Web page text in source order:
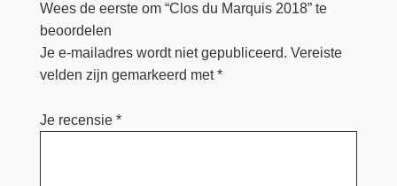
Wees de eerste om “Clos du Marquis 2018” te
beoordelen
Je e-mailadres wordt niet gepubliceerd. Vereiste
velden zijn gemarkeerd met*
Je recensie *